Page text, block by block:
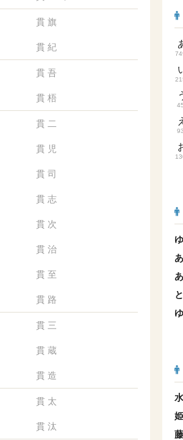
貫 旗
貫 紀
貫 吾
貫 梧
貫 二
貫 児
貫 司
貫 志
貫 次
貫 治
貫 至
貫 路
貫 三
貫 蔵
貫 造
貫 太
貫 汰
水
姫
藤